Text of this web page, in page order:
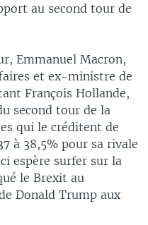
au second tour de
Emmanuel Macron,
et ex-ministre de
François Hollande,
second tour de la
qui le créditent de
à 38,5% pour sa rivale
espère surfer sur la
le Brexit au
Donald Trump aux